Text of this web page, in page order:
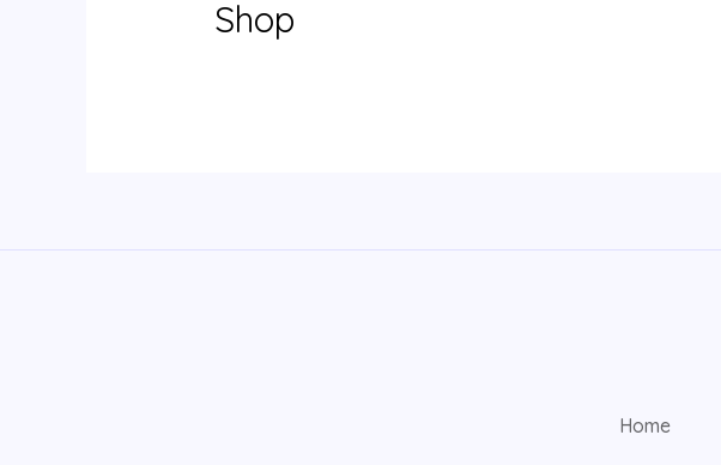
Shop
Home